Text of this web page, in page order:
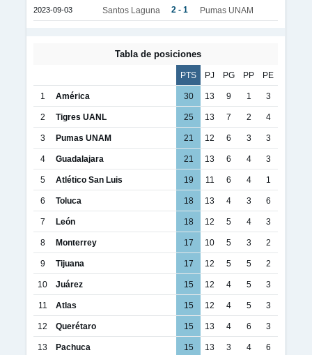
2023-09-03 Santos Laguna 2 - 1 Pumas UNAM
Tabla de posiciones
PTS PJ PG PP PE
1 América 30 13 9 1 3
2 Tigres UANL 25 13 7 2 4
3 Pumas UNAM 21 12 6 3 3
4 Guadalajara 21 13 6 4 3
5 Atlético San Luis 19 11 6 4 1
6 Toluca 18 13 4 3 6
7 León 18 12 5 4 3
8 Monterrey 17 10 5 3 2
9 Tijuana 17 12 5 5 2
10 Juárez 15 12 4 5 3
11 Atlas 15 12 4 5 3
12 Querétaro 15 13 4 6 3
13 Pachuca 15 13 3 4 6